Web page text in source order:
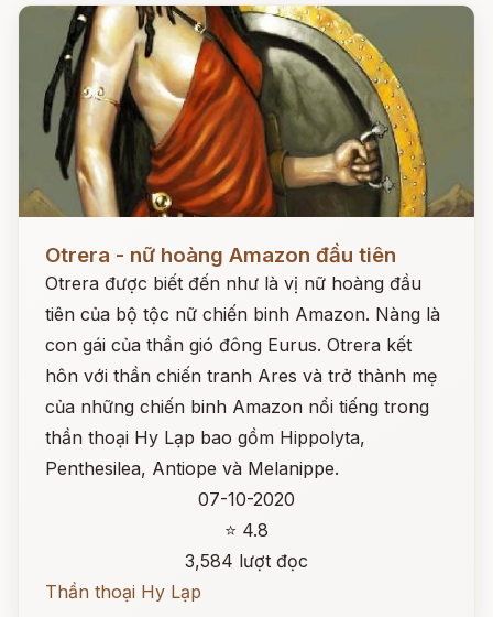
Otrera - nữ hoàng Amazon đầu tiên
Otrera được biết đến như là vị nữ hoàng đầu
tiên của bộ tộc nữ chiến binh Amazon. Nàng là
con gái của thần gió đông Eurus. Otrera kết
hôn với thần chiến tranh Ares và trở thành mẹ
của những chiến binh Amazon nổi tiếng trong
thần thoại Hy Lạp bao gồm Hippolyta,
Penthesilea, Antiope và Melanippe.
07-10-2020
⭐ 4.8
3,584 lượt đọc
Thần thoại Hy Lạp